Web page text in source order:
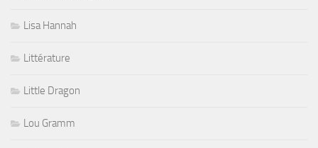
Lisa Hannah
Littérature
Little Dragon
Lou Gramm